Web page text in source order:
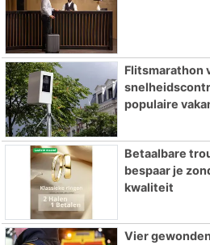
Flitsmarathon
populaire
Betaalbare
bespaar je
kwaliteit
Vier